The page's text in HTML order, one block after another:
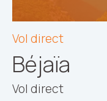
Vol direct
Béjaïa
Vol direct